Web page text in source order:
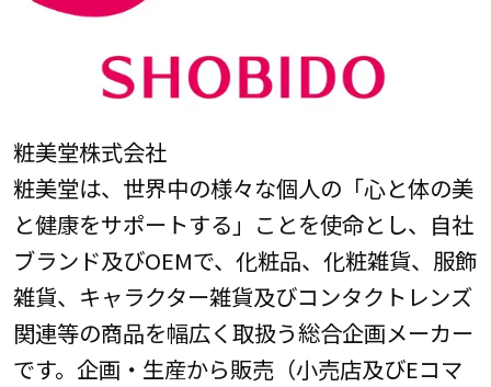
粧美堂株式会社
粧美堂は、世界中の様々な個人の「心と体の美
と健康をサポートする」ことを使命とし、自社
ブランド及びOEMで、化粧品、化粧雑貨、服飾
雑貨、キャラクター雑貨及びコンタクトレンズ
関連等の商品を幅広く取扱う総合企画メーカー
です。企画・生産から販売（小売店及びEコマ